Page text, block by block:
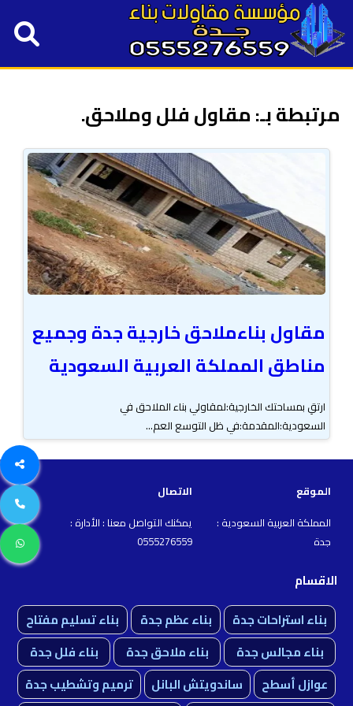
مرتبطة بـ: مقاول فلل وملاحق.
مقاول بناءملاحق خارجية جدة وجميع
مناطق المملكة العربية السعودية
ارتقِ بمساحتك الخارجية:لمقاولي بناء الملاحق في
السعودية:المقدمة:في ظل التوسع العم...
الموقع
الاتصال
المملكة العربية السعودية :
جدة
يمكنك التواصل معنا : الأدارة :
0555276559
الاقسام
بناء استراحات جدة
بناء عظم جدة
بناء تسليم مفتاح
بناء مجالس جدة
بناء ملاحق جدة
بناء فلل جدة
عوازل أسطح
ساندويتش البانل
ترميم وتشطيب جدة